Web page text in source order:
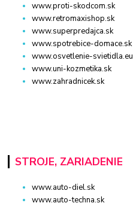
www.proti-skodcom.sk
www.retromaxishop.sk
www.superpredajca.sk
www.spotrebice-domace.sk
www.osvetlenie-svietidla.eu
www.uni-kozmetika.sk
www.zahradnicek.sk
STROJE, ZARIADENIE
www.auto-diel.sk
www.auto-techna.sk